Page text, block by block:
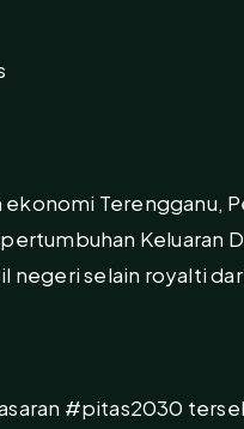
ekonomi Terengganu,
Keluaran
negeri selain royalti
#pitas2030